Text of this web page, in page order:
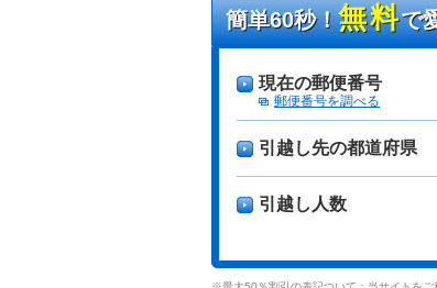
簡単60秒！無料で
現在の郵便番号
郵便番号を調べる
引越し先の都道府県
引越し人数